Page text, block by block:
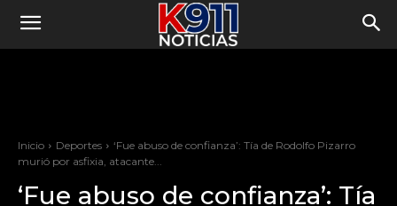
Inicio Deportes
‘Fue abuso de confianza’: Tía de Rodolfo Pizarro
murió por asfixia, atacante...
‘Fue abuso de confianza’: Tía